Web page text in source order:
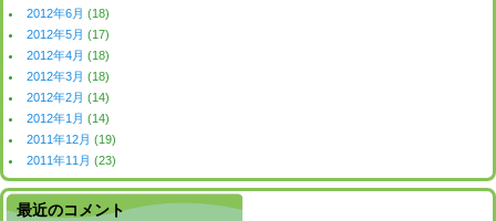
2012年6月 (18)
2012年5月 (17)
2012年4月 (18)
2012年3月 (18)
2012年2月 (14)
2012年1月 (14)
2011年12月 (19)
2011年11月 (23)
最近のコメント